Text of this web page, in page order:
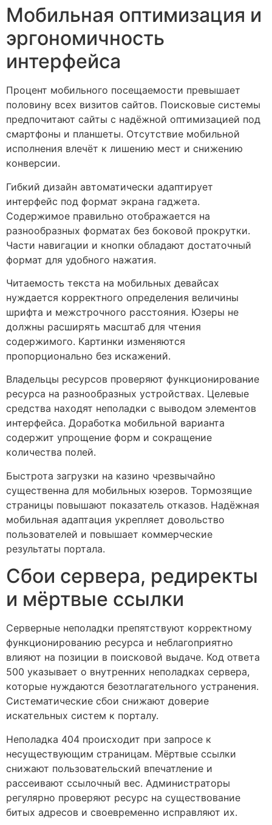
Мобильная оптимизация и
эргономичность
интерфейса
Процент мобильного посещаемости превышает
половину всех визитов сайтов. Поисковые системы
предпочитают сайты с надёжной оптимизацией под
смартфоны и планшеты. Отсутствие мобильной
исполнения влечёт к лишению мест и снижению
конверсии.
Гибкий дизайн автоматически адаптирует
интерфейс под формат экрана гаджета.
Содержимое правильно отображается на
разнообразных форматах без боковой прокрутки.
Части навигации и кнопки обладают достаточный
формат для удобного нажатия.
Читаемость текста на мобильных девайсах
нуждается корректного определения величины
шрифта и межстрочного расстояния. Юзеры не
должны расширять масштаб для чтения
содержимого. Картинки изменяются
пропорционально без искажений.
Владельцы ресурсов проверяют функционирование
ресурса на разнообразных устройствах. Целевые
средства находят неполадки с выводом элементов
интерфейса. Доработка мобильной варианта
содержит упрощение форм и сокращение
количества полей.
Быстрота загрузки на казино чрезвычайно
существенна для мобильных юзеров. Тормозящие
страницы повышают показатель отказов. Надёжная
мобильная адаптация укрепляет довольство
пользователей и повышает коммерческие
результаты портала.
Сбои сервера, редиректы
и мёртвые ссылки
Серверные неполадки препятствуют корректному
функционированию ресурса и неблагоприятно
влияют на позиции в поисковой выдаче. Код ответа
500 указывает о внутренних неполадках сервера,
которые нуждаются безотлагательного устранения.
Систематические сбои снижают доверие
искательных систем к порталу.
Неполадка 404 происходит при запросе к
несуществующим страницам. Мёртвые ссылки
снижают пользовательский впечатление и
рассеивают ссылочный вес. Администраторы
регулярно проверяют ресурс на существование
битых адресов и своевременно исправляют их.